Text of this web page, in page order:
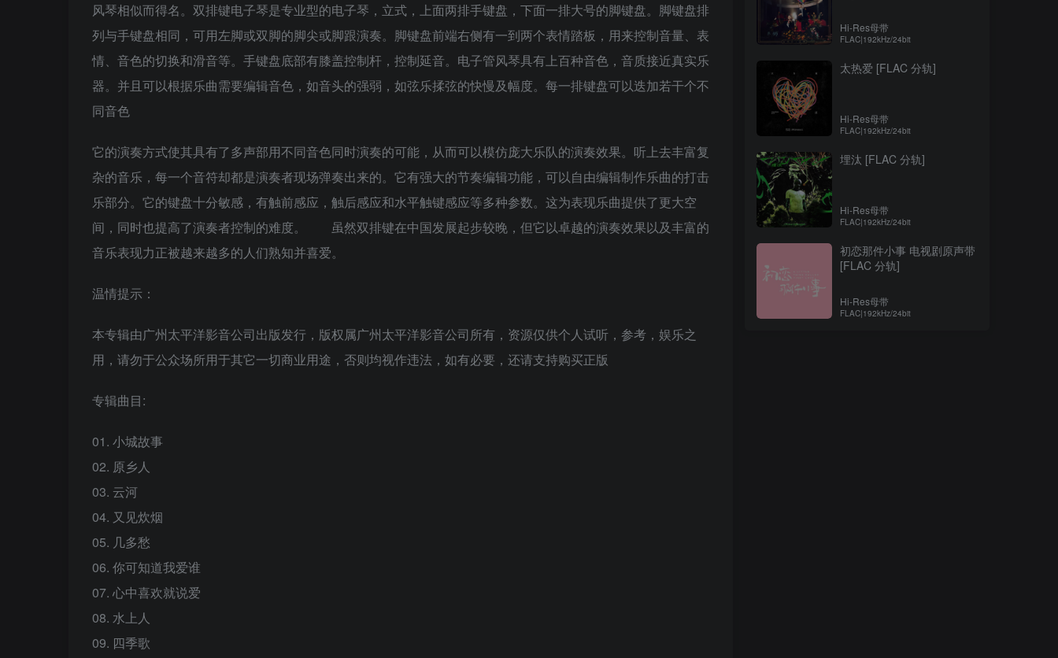
风琴相似而得名。双排键电子琴是专业型的电子琴，立式，上面两排手键盘，下面一排大号的脚键盘。脚键盘排
列与手键盘相同，可用左脚或双脚的脚尖或脚跟演奏。脚键盘前端右侧有一到两个表情踏板，用来控制音量、表
情、音色的切换和滑音等。手键盘底部有膝盖控制杆，控制延音。电子管风琴具有上百种音色，音质接近真实乐
器。并且可以根据乐曲需要编辑音色，如音头的强弱，如弦乐揉弦的快慢及幅度。每一排键盘可以迭加若干个不
同音色
它的演奏方式使其具有了多声部用不同音色同时演奏的可能，从而可以模仿庞大乐队的演奏效果。听上去丰富复
杂的音乐，每一个音符却都是演奏者现场弹奏出来的。它有强大的节奏编辑功能，可以自由编辑制作乐曲的打击
乐部分。它的键盘十分敏感，有触前感应，触后感应和水平触键感应等多种参数。这为表现乐曲提供了更大空
间，同时也提高了演奏者控制的难度。 虽然双排键在中国发展起步较晚，但它以卓越的演奏效果以及丰富的
音乐表现力正被越来越多的人们熟知并喜爱。
温情提示：
本专辑由广州太平洋影音公司出版发行，版权属广州太平洋影音公司所有，资源仅供个人试听，参考，娱乐之
用，请勿于公众场所用于其它一切商业用途，否则均视作违法，如有必要，还请支持购买正版
专辑曲目:
01. 小城故事
02. 原乡人
03. 云河
04. 又见炊烟
05. 几多愁
06. 你可知道我爱谁
07. 心中喜欢就说爱
08. 水上人
09. 四季歌
Hi-Res母带
FLAC|192kHz/24bit
太热爱 [FLAC 分轨]
Hi-Res母带
FLAC|192kHz/24bit
埋汰 [FLAC 分轨]
Hi-Res母带
FLAC|192kHz/24bit
初恋那件小事 电视剧原声带
[FLAC 分轨]
Hi-Res母带
FLAC|192kHz/24bit